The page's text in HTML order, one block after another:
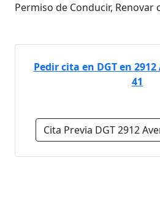
Permiso de Conducir, Renovar
Pedir cita en DGT en
41
Cita Previa DGT 2912